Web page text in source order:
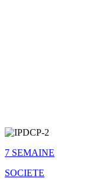
7 SEMAINE
SOCIETE